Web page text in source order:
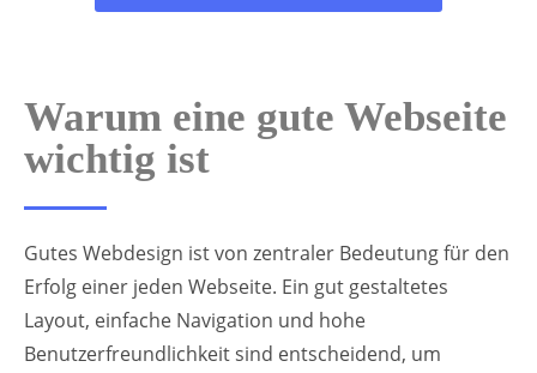
Warum eine gute Webseite
wichtig ist
Gutes Webdesign ist von zentraler Bedeutung für den
Erfolg einer jeden Webseite. Ein gut gestaltetes
Layout, einfache Navigation und hohe
Benutzerfreundlichkeit sind entscheidend, um